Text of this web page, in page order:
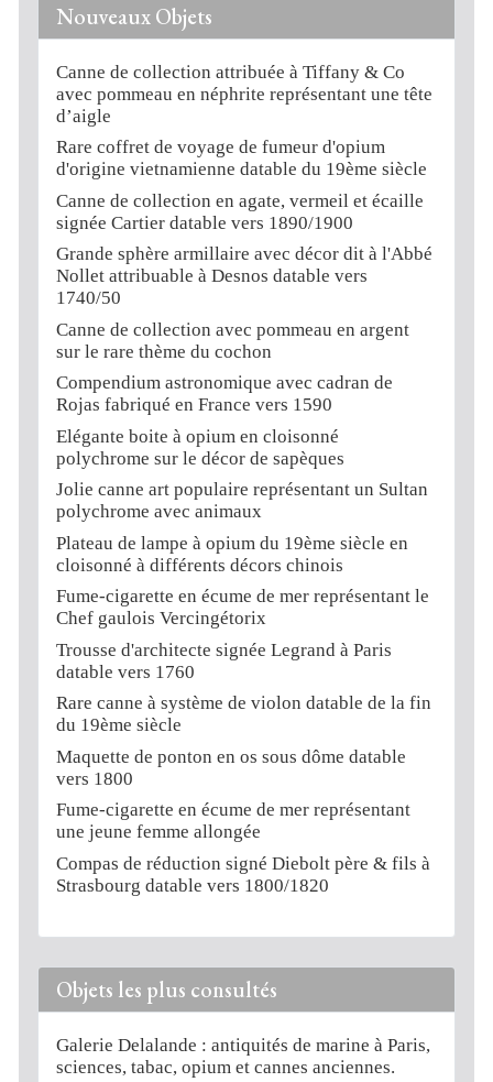
Nouveaux Objets
Canne de collection attribuée à Tiffany & Co
avec pommeau en néphrite représentant une tête
d’aigle
Rare coffret de voyage de fumeur d'opium
d'origine vietnamienne datable du 19ème siècle
Canne de collection en agate, vermeil et écaille
signée Cartier datable vers 1890/1900
Grande sphère armillaire avec décor dit à l'Abbé
Nollet attribuable à Desnos datable vers
1740/50
Canne de collection avec pommeau en argent
sur le rare thème du cochon
Compendium astronomique avec cadran de
Rojas fabriqué en France vers 1590
Elégante boite à opium en cloisonné
polychrome sur le décor de sapèques
Jolie canne art populaire représentant un Sultan
polychrome avec animaux
Plateau de lampe à opium du 19ème siècle en
cloisonné à différents décors chinois
Fume-cigarette en écume de mer représentant le
Chef gaulois Vercingétorix
Trousse d'architecte signée Legrand à Paris
datable vers 1760
Rare canne à système de violon datable de la fin
du 19ème siècle
Maquette de ponton en os sous dôme datable
vers 1800
Fume-cigarette en écume de mer représentant
une jeune femme allongée
Compas de réduction signé Diebolt père & fils à
Strasbourg datable vers 1800/1820
Objets les plus consultés
Galerie Delalande : antiquités de marine à Paris,
sciences, tabac, opium et cannes anciennes.